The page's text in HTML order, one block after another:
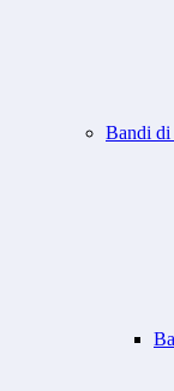
Bandi di